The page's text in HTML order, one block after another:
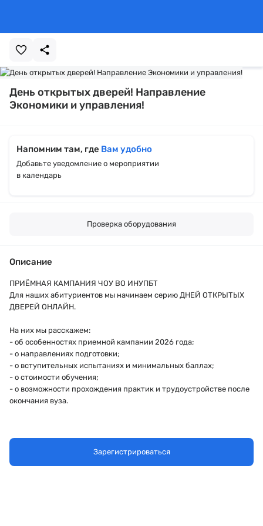
День открытых дверей! Направление
Экономики и управления!
Напомним там, где Вам удобно
Добавьте уведомление о мероприятии
в календарь
Проверка оборудования
Описание
ПРИЁМНАЯ КАМПАНИЯ ЧОУ ВО ИНУПБТ
Для наших абитуриентов мы начинаем серию ДНЕЙ ОТКРЫТЫХ
ДВЕРЕЙ ОНЛАЙН.
На них мы расскажем:
- об особенностях приемной кампании 2026 года;
- о направлениях подготовки;
- о вступительных испытаниях и минимальных баллах;
- о стоимости обучения;
- о возможности прохождения практик и трудоустройстве после
окончания вуза.
Зарегистрироваться